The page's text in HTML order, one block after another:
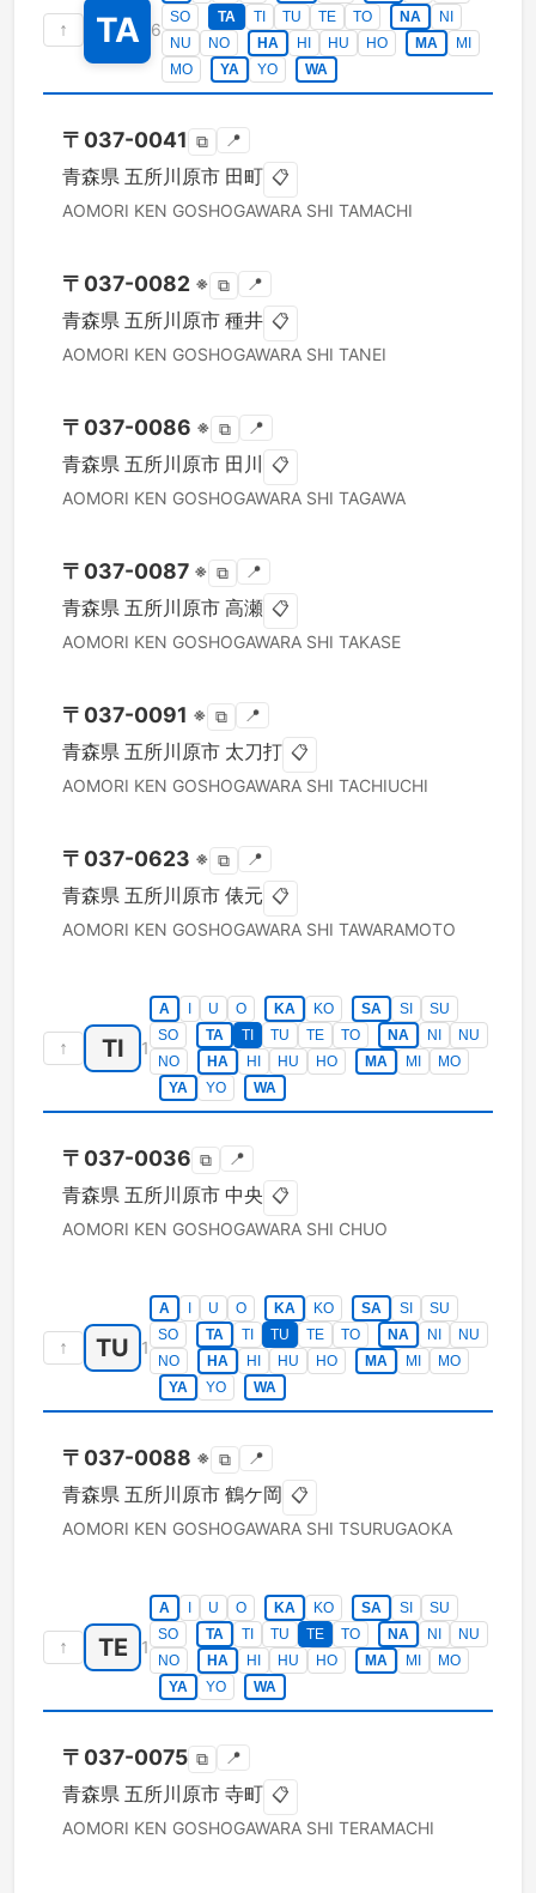
↑ TA 6
SO
TA TI TU TE TO NA
NI
NU
NO HA HI HU HO MA
MI
MO
YA YO WA
〒 037-0041 ⧉ 📍
青森県 五所川原市 田町 📋
AOMORI KEN GOSHOGAWARA SHI TAMACHI
〒 037-0082 ※ ⧉ 📍
青森県 五所川原市 種井 📋
AOMORI KEN GOSHOGAWARA SHI TANEI
〒 037-0086 ※ ⧉ 📍
青森県 五所川原市 田川 📋
AOMORI KEN GOSHOGAWARA SHI TAGAWA
〒 037-0087 ※ ⧉ 📍
青森県 五所川原市 高瀬 📋
AOMORI KEN GOSHOGAWARA SHI TAKASE
〒 037-0091 ※ ⧉ 📍
青森県 五所川原市 太刀打 📋
AOMORI KEN GOSHOGAWARA SHI TACHIUCHI
〒 037-0623 ※ ⧉ 📍
青森県 五所川原市 俵元 📋
AOMORI KEN GOSHOGAWARA SHI TAWARAMOTO
↑ TI 1
A U O KA KO SA SI
SU
SO
TA TI TU TE TO NA NI
NU
NO
HA HI HU HO MA MI
MO
YA
YO WA
〒 037-0036 ⧉ 📍
青森県 五所川原市 中央 📋
AOMORI KEN GOSHOGAWARA SHI CHUO
↑ TU 1
A U O KA KO SA SI
SU
SO
TA TI TU TE TO NA NI
NU
NO
HA HI HU HO MA MI
MO
YA
YO WA
〒 037-0088 ※ ⧉ 📍
青森県 五所川原市 鶴ケ岡 📋
AOMORI KEN GOSHOGAWARA SHI TSURUGAOKA
↑ TE 1
A U O KA KO SA SI
SU
SO
TA TI TU TE TO NA NI
NU
NO
HA HI HU HO MA MI
MO
YA
YO WA
〒 037-0075 ⧉ 📍
青森県 五所川原市 寺町 📋
AOMORI KEN GOSHOGAWARA SHI TERAMACHI